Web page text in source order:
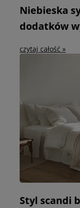
Niebieska
dodatków
czytaj całość »
Styl scandi